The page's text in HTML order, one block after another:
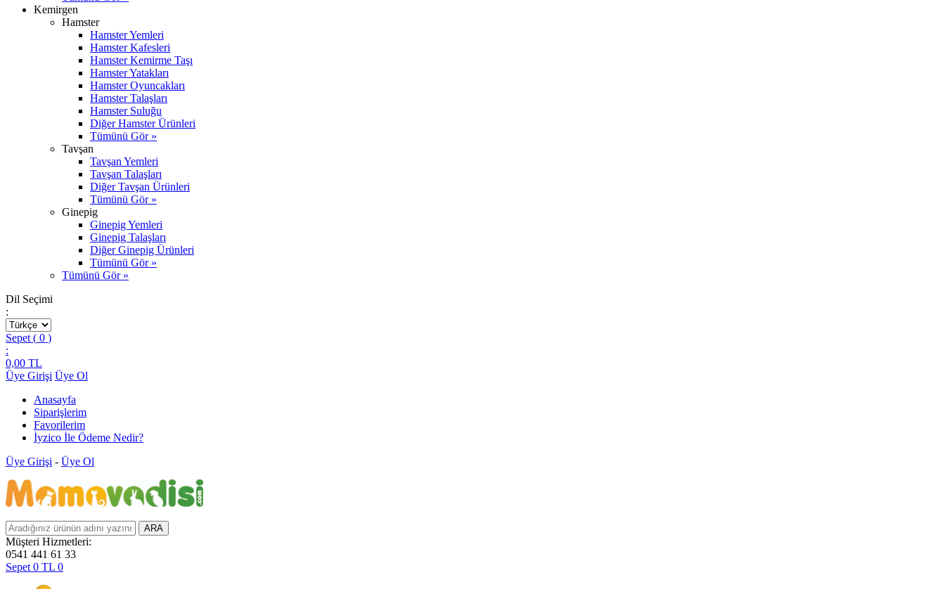
Kemirgen
Hamster
Hamster Yemleri
Hamster Kafesleri
Hamster Kemirme Taşı
Hamster Yatakları
Hamster Oyuncakları
Hamster Talaşları
Hamster Suluğu
Diğer Hamster Ürünleri
Tümünü Gör »
Tavşan
Tavşan Yemleri
Tavşan Talaşları
Diğer Tavşan Ürünleri
Tümünü Gör »
Ginepig
Ginepig Yemleri
Ginepig Talaşları
Diğer Ginepig Ürünleri
Tümünü Gör »
Tümünü Gör »
Dil Seçimi
:
Sepet ( 0 )
:
0,00 TL
Üye Girişi Üye Ol
Anasayfa
Siparişlerim
Favorilerim
İyzico İle Ödeme Nedir?
Üye Girişi - Üye Ol
Müşteri Hizmetleri:
0541 441 61 33
Sepet 0 TL 0